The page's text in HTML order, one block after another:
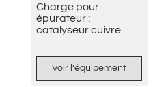
Charge pour
épurateur :
catalyseur cuivre
Voir l’équipement